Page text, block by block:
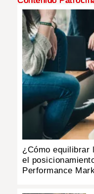
¿Cómo equilibrar
el
Performance